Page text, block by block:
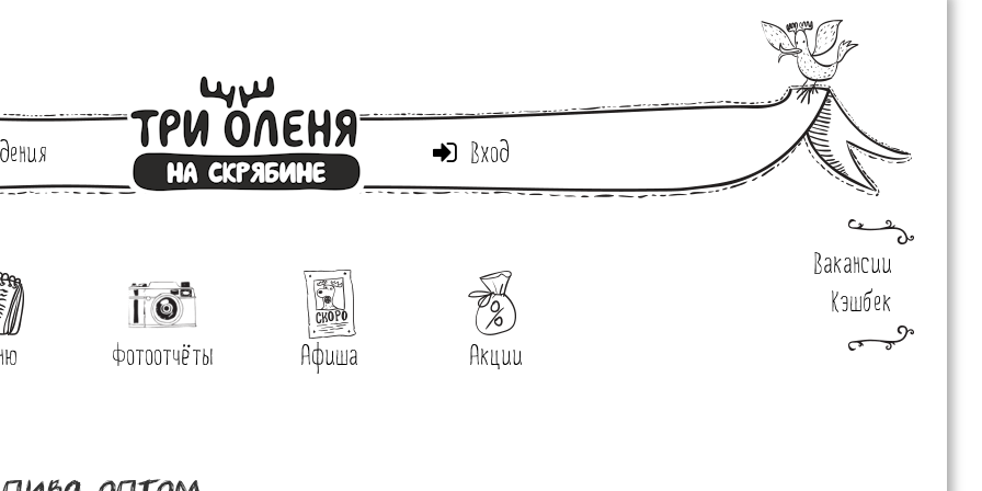
Вход
Фотоотчёты Афиша Акции
Вакансии
Кэшбек